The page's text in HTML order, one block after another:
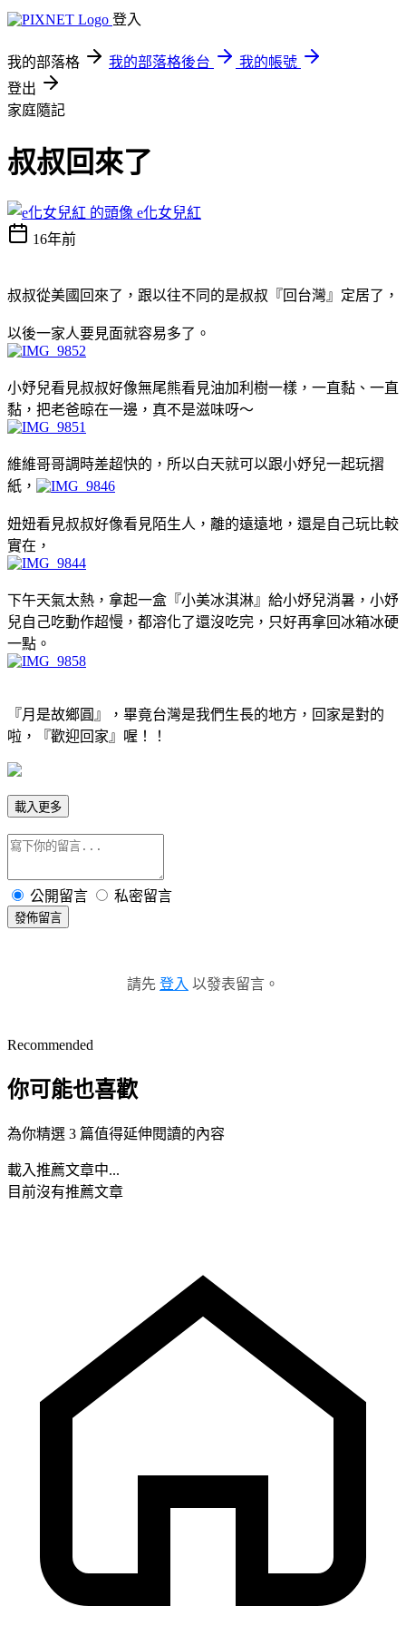
登入
我的部落格 我的部落格後台
我的帳號
登出
家庭隨記
叔叔回來了
e化女兒紅
16年前
叔叔從美國回來了，跟以往不同的是叔叔『回台灣』定居了，
以後一家人要見面就容易多了。
小妤兒看見叔叔好像無尾熊看見油加利樹一樣，一直黏、一直
黏，把老爸晾在一邊，真不是滋味呀～
維維哥哥調時差超快的，所以白天就可以跟小妤兒一起玩摺
紙，
妞妞看見叔叔好像看見陌生人，離的遠遠地，還是自己玩比較
實在，
下午天氣太熱，拿起一盒『小美冰淇淋』給小妤兒消暑，小妤
兒自己吃動作超慢，都溶化了還沒吃完，只好再拿回冰箱冰硬
一點。
『月是故鄉圓』，畢竟台灣是我們生長的地方，回家是對的
啦，『歡迎回家』喔！！
載入更多
公開留言 私密留言
發佈留言
請先 登入 以發表留言。
Recommended
你可能也喜歡
為你精選 3 篇值得延伸閱讀的內容
載入推薦文章中...
目前沒有推薦文章